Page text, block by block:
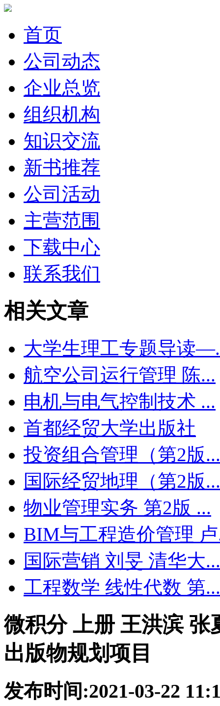
首页
公司动态
企业总览
组织机构
知识交流
新书推荐
公司活动
主营范围
下载中心
联系我们
相关文章
大学生理工专题导读
航空公司运行管理 陈...
电机与电气控制技术 ...
首都经贸大学出版社
投资组合管理（第2版...
国际经贸地理（第2版...
物业管理实务 第2版 ...
BIM与工程造价管理
国际营销 刘旻 清华大...
工程数学 线性代数 第...
微积分 上册 王洪滨 张
出版物规划项目
发布时间:2021-03-22